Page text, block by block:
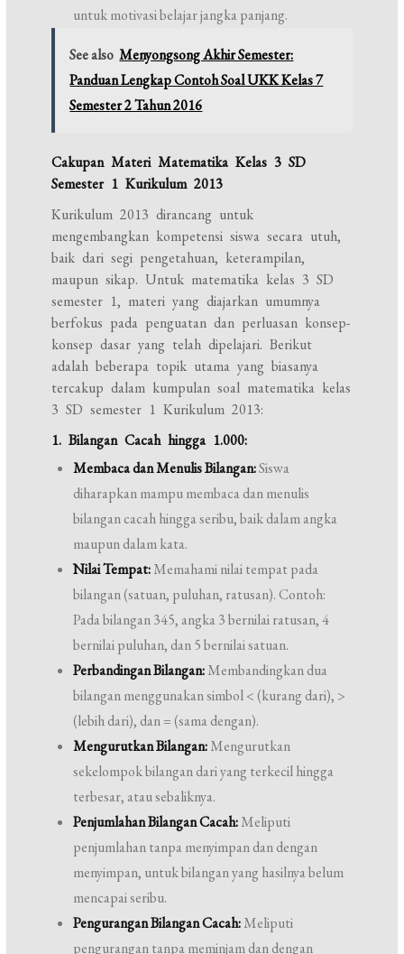
untuk motivasi belajar jangka panjang.
See also Menyongsong Akhir Semester:
Panduan Lengkap Contoh Soal UKK Kelas 7
Semester 2 Tahun 2016
Cakupan Materi Matematika Kelas 3 SD
Semester 1 Kurikulum 2013
Kurikulum 2013 dirancang untuk
mengembangkan kompetensi siswa secara utuh,
baik dari segi pengetahuan, keterampilan,
maupun sikap. Untuk matematika kelas 3 SD
semester 1, materi yang diajarkan umumnya
berfokus pada penguatan dan perluasan konsep-
konsep dasar yang telah dipelajari. Berikut
adalah beberapa topik utama yang biasanya
tercakup dalam kumpulan soal matematika kelas
3 SD semester 1 Kurikulum 2013:
1. Bilangan Cacah hingga 1.000:
Membaca dan Menulis Bilangan:Siswa
diharapkan mampu membaca dan menulis
bilangan cacah hingga seribu, baik dalam angka
maupun dalam kata.
Nilai Tempat:Memahami nilai tempat pada
bilangan (satuan, puluhan, ratusan). Contoh:
Pada bilangan 345, angka 3 bernilai ratusan, 4
bernilai puluhan, dan 5 bernilai satuan.
Perbandingan Bilangan:Membandingkan dua
bilangan menggunakan simbol < (kurang dari), >
(lebih dari), dan = (sama dengan).
Mengurutkan Bilangan:Mengurutkan
sekelompok bilangan dari yang terkecil hingga
terbesar, atau sebaliknya.
Penjumlahan Bilangan Cacah:Meliputi
penjumlahan tanpa menyimpan dan dengan
menyimpan, untuk bilangan yang hasilnya belum
mencapai seribu.
Pengurangan Bilangan Cacah:Meliputi
pengurangan tanpa meminjam dan dengan